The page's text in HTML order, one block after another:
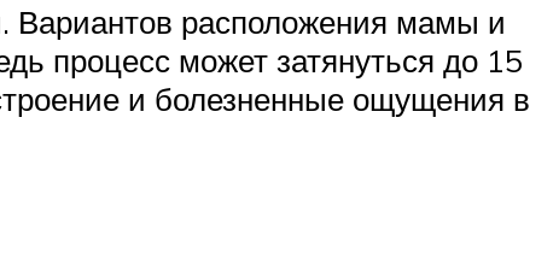
расположения мамы и
процесс может затянуться до 15
и болезненные ощущения в